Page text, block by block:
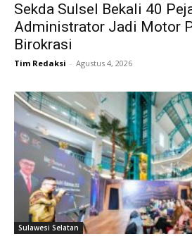
Sekda Sulsel Bekali 40
Administrator Jadi Motor
Birokrasi
Tim Redaksi - Agustus 4, 2026
Sulawesi Selatan